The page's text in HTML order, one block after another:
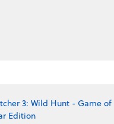
3: Wild Hunt - Game of
Edition